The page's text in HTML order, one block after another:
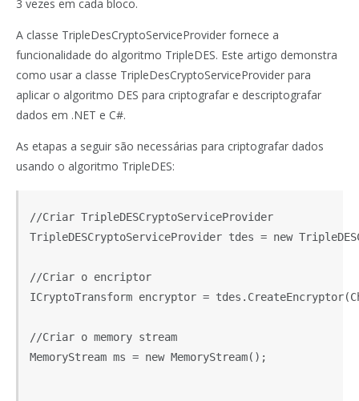
3 vezes em cada bloco.
A classe TripleDesCryptoServiceProvider fornece a
funcionalidade do algoritmo TripleDES. Este artigo demonstra
como usar a classe TripleDesCryptoServiceProvider para
aplicar o algoritmo DES para criptografar e descriptografar
dados em .NET e C#.
As etapas a seguir são necessárias para criptografar dados
usando o algoritmo TripleDES:
//Criar TripleDESCryptoServiceProvider
TripleDESCryptoServiceProvider tdes = new
//Criar o encriptor
ICryptoTransform encryptor =
//Criar o memory stream
MemoryStream ms = new MemoryStream();